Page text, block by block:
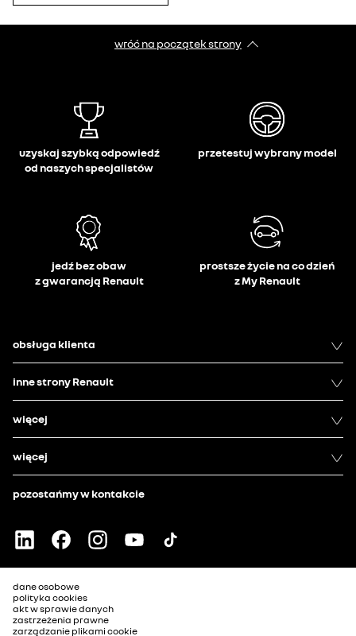
wróć na początek strony
uzyskaj szybką odpowiedź
od naszych specjalistów
przetestuj wybrany model
jedź bez obaw
z gwarancją Renault
prostsze życie na co dzień
z My Renault
obsługa klienta
inne strony Renault
więcej
więcej
pozostańmy w kontakcie
dane osobowe
polityka cookies
akt w sprawie danych
zastrzeżenia prawne
zarządzanie plikami cookie